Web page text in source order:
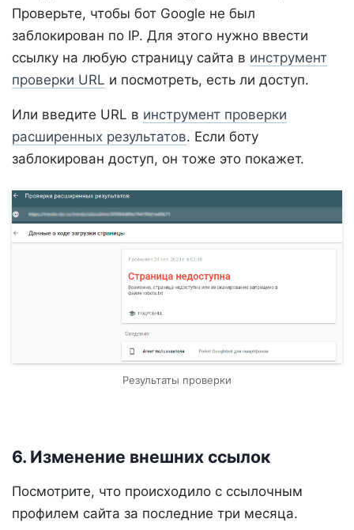
Проверьте, чтобы бот Google не был
заблокирован по IP. Для этого нужно ввести
ссылку на любую страницу сайта в инструмент
проверки URL и посмотреть, есть ли доступ.
Или введите URL в инструмент проверки
расширенных результатов. Если боту
заблокирован доступ, он тоже это покажет.
Результаты проверки
6. Изменение внешних ссылок
Посмотрите, что происходило с ссылочным
профилем сайта за последние три месяца.